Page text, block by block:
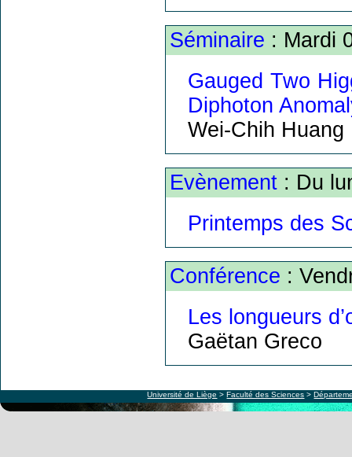
Séminaire : Mardi
Gauged Two
Diphoton
Wei-Chih Huang
Evènement : Du
Printemps des
Conférence :
Les longueurs
Gaëtan Greco
Université de Liège >Faculté des Sciences >